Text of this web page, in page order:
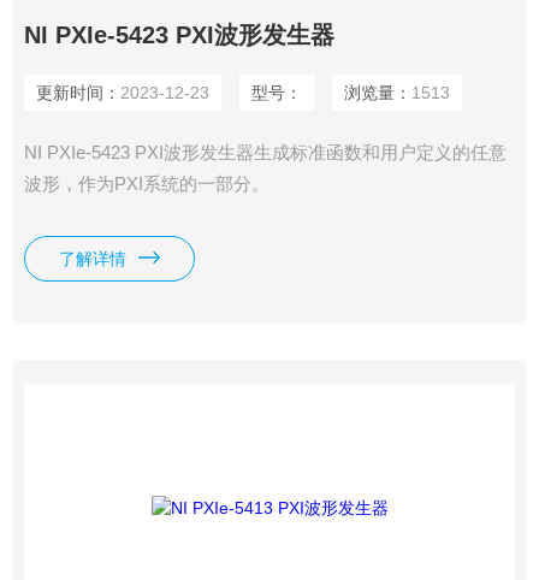
NI PXIe-5423 PXI波形发生器
更新时间： 2023-12-23 型号： 浏览量： 1513
NI PXIe-5423 PXI波形发生器生​成​标​准​函​数​和​用​户​定​义​的​任​意​
波​形，​作​为​PXI​系​统​的​一​部分。
了解详情